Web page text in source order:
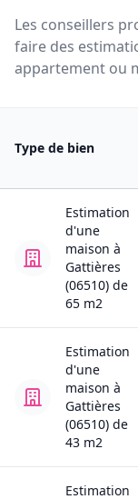
Les conseillers
faire des
appartement ou
Type de bien
Estimation
d'une
maison à
Gattières
(06510) de
65 m2
Estimation
d'une
maison à
Gattières
(06510) de
43 m2
Estimation